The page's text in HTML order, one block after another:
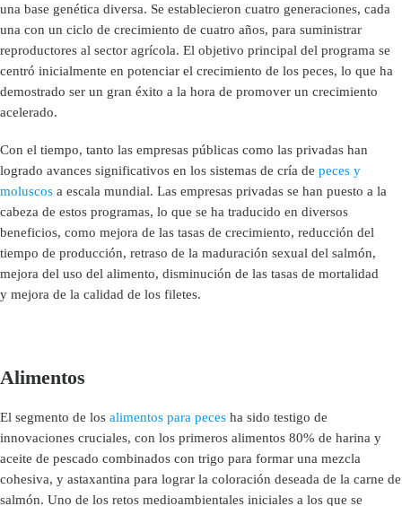
una base genética diversa. Se establecieron cuatro generaciones, cada
una con un ciclo de crecimiento de cuatro años, para suministrar
reproductores al sector agrícola. El objetivo principal del programa se
centró inicialmente en potenciar el crecimiento de los peces, lo que ha
demostrado ser un gran éxito a la hora de promover un crecimiento
acelerado.
Con el tiempo, tanto las empresas públicas como las privadas han
logrado avances significativos en los sistemas de cría de peces y
moluscos a escala mundial. Las empresas privadas se han puesto a la
cabeza de estos programas, lo que se ha traducido en diversos
beneficios, como mejora de las tasas de crecimiento, reducción del
tiempo de producción, retraso de la maduración sexual del salmón,
mejora del uso del alimento, disminución de las tasas de mortalidad
y mejora de la calidad de los filetes.
Alimentos
El segmento de los alimentos para peces ha sido testigo de
innovaciones cruciales, con los primeros alimentos 80% de harina y
aceite de pescado combinados con trigo para formar una mezcla
cohesiva, y astaxantina para lograr la coloración deseada de la carne de
salmón. Uno de los retos medioambientales iniciales a los que se